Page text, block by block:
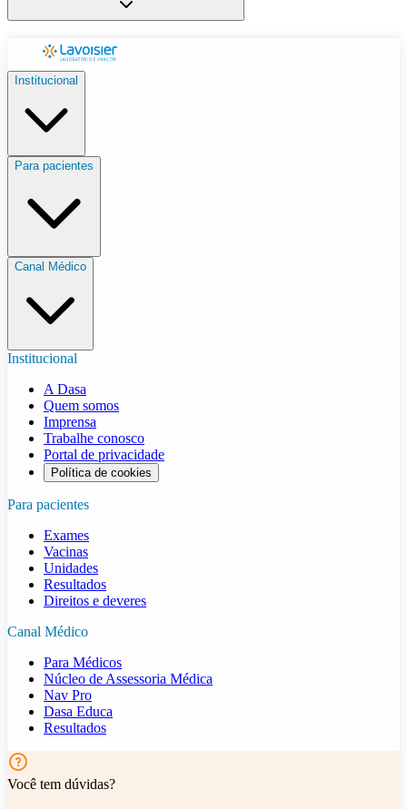
Institucional
Para pacientes
Canal Médico
Institucional
A Dasa
Quem somos
Imprensa
Trabalhe conosco
Portal de privacidade
Política de cookies
Para pacientes
Exames
Vacinas
Unidades
Resultados
Direitos e deveres
Canal Médico
Para Médicos
Núcleo de Assessoria Médica
Nav Pro
Dasa Educa
Resultados
Você tem dúvidas?